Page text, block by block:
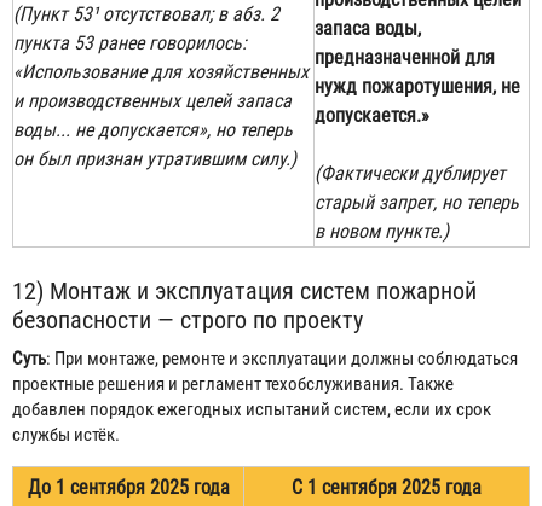
(Пункт 53¹ отсутствовал; в абз. 2
пункта 53 ранее говорилось:
«Использование для хозяйственных
и производственных целей запаса
воды... не допускается», но теперь
он был признан утратившим силу.)
запаса воды,
предназначенной для
нужд пожаротушения, не
допускается.»
(Фактически дублирует
старый запрет, но теперь
в новом пункте.)
12) Монтаж и эксплуатация систем пожарной
безопасности — строго по проекту
Суть: При монтаже, ремонте и эксплуатации должны соблюдаться
проектные решения и регламент техобслуживания. Также
добавлен порядок ежегодных испытаний систем, если их срок
службы истёк.
До 1 сентября 2025 года С 1 сентября 2025 года